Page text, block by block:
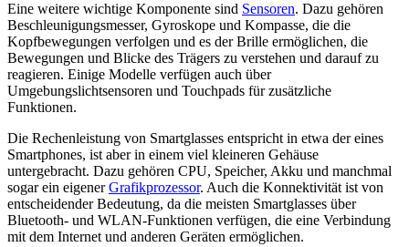
Eine weitere wichtige Komponente sind Sensoren. Dazu gehören
Beschleunigungsmesser, Gyroskope und Kompasse, die die
Kopfbewegungen verfolgen und es der Brille ermöglichen, die
Bewegungen und Blicke des Trägers zu verstehen und darauf zu
reagieren. Einige Modelle verfügen auch über
Umgebungslichtsensoren und Touchpads für zusätzliche
Funktionen.
Die Rechenleistung von Smartglasses entspricht in etwa der eines
Smartphones, ist aber in einem viel kleineren Gehäuse
untergebracht. Dazu gehören CPU, Speicher, Akku und manchmal
sogar ein eigenerGrafikprozessor. Auch die Konnektivität ist von
entscheidender Bedeutung, da die meisten Smartglasses über
Bluetooth- und WLAN-Funktionen verfügen, die eine Verbindung
mit dem Internet und anderen Geräten ermöglichen.